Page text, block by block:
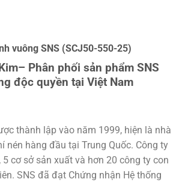
vuông SNS (SCJ50-550-25)
Phân phối sản phẩm SNS
độc quyền tại Việt Nam
thành lập vào năm 1999, hiện là nhà
nén hàng đầu tại Trung Quốc. Công ty
cơ sở sản xuất và hơn 20 công ty con
SNS đã đạt Chứng nhận Hệ thống